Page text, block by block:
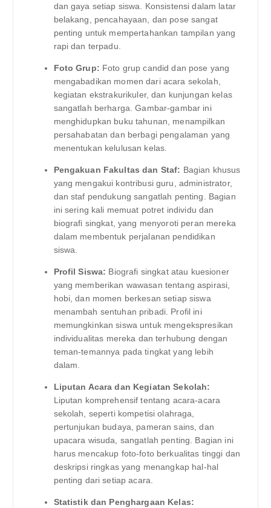
dan gaya setiap siswa. Konsistensi dalam latar
belakang, pencahayaan, dan pose sangat
penting untuk mempertahankan tampilan yang
rapi dan terpadu.
Foto Grup: Foto grup candid dan pose yang
mengabadikan momen dari acara sekolah,
kegiatan ekstrakurikuler, dan kunjungan kelas
sangatlah berharga. Gambar-gambar ini
menghidupkan buku tahunan, menampilkan
persahabatan dan berbagi pengalaman yang
menentukan kelulusan kelas.
Pengakuan Fakultas dan Staf: Bagian khusus
yang mengakui kontribusi guru, administrator,
dan staf pendukung sangatlah penting. Bagian
ini sering kali memuat potret individu dan
biografi singkat, yang menyoroti peran mereka
dalam membentuk perjalanan pendidikan
siswa.
Profil Siswa: Biografi singkat atau kuesioner
yang memberikan wawasan tentang aspirasi,
hobi, dan momen berkesan setiap siswa
menambah sentuhan pribadi. Profil ini
memungkinkan siswa untuk mengekspresikan
individualitas mereka dan terhubung dengan
teman-temannya pada tingkat yang lebih
dalam.
Liputan Acara dan Kegiatan Sekolah:
Liputan komprehensif tentang acara-acara
sekolah, seperti kompetisi olahraga,
pertunjukan budaya, pameran sains, dan
upacara wisuda, sangatlah penting. Bagian ini
harus mencakup foto-foto berkualitas tinggi dan
deskripsi ringkas yang menangkap hal-hal
penting dari setiap acara.
Statistik dan Penghargaan Kelas: